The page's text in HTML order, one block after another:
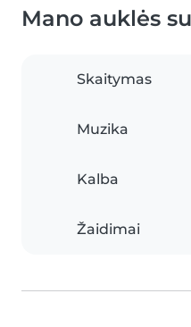
Mano auklės
Skaitymas
Muzika
Kalba
Žaidimai